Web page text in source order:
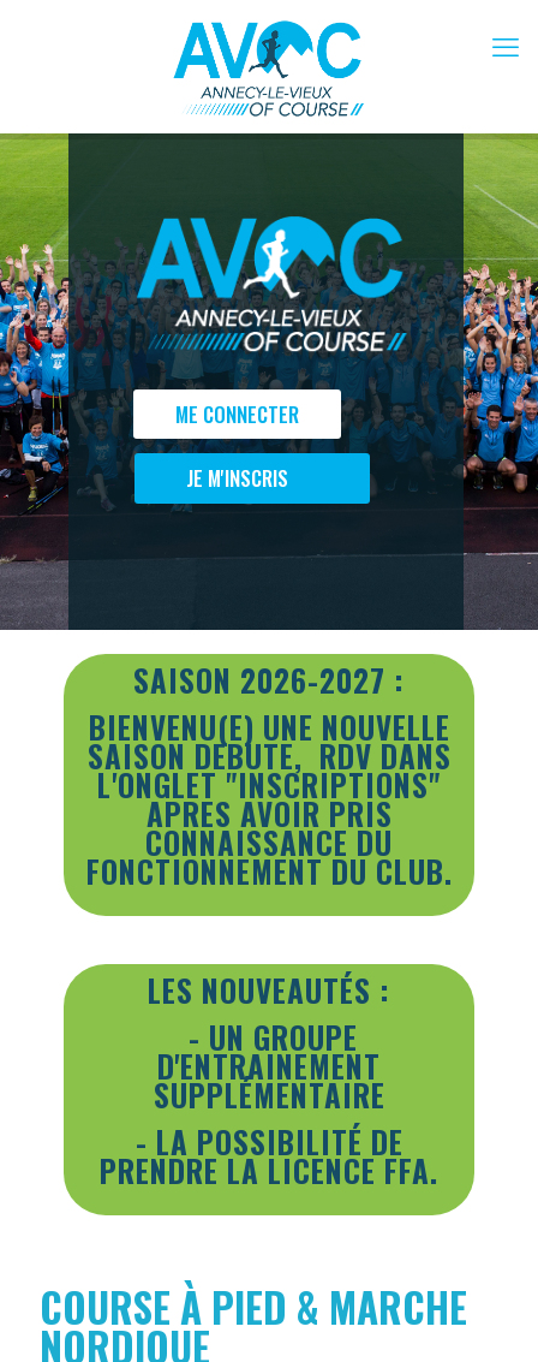
2017
ME CONNECTER
JE M'INSCRIS
SAISON 2026-2027 :
BIENVENU(E) UNE NOUVELLE
SAISON DEBUTE, RDV DANS
L'ONGLET "INSCRIPTIONS"
APRES AVOIR PRIS
CONNAISSANCE DU
FONCTIONNEMENT DU CLUB.
LES NOUVEAUTÉS :
- UN GROUPE
D'ENTRAINEMENT
SUPPLÉMENTAIRE
- LA POSSIBILITÉ DE
PRENDRE LA LICENCE FFA.
COURSE À PIED & MARCHE
NORDIQUE